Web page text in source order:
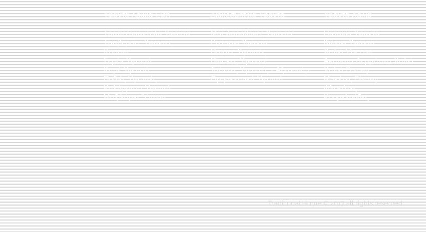
Διακοσμητικά Υφαντά
Μαξιλαροθήκες Υφαντές
Ριχτάρια Υφαντά
Πάντες Υφαντές
Πίνακες Υφαντοί
Τσάντες Υφαντές - Αξεσουάρ
Θρησκευτικά Υφαντά
Υφαντά Λευκά Είδη
Τραπεζομάντηλα Υφαντά
Τραβέρσες Υφαντές
Runner
Σεμέν Υφαντά
Καρέ Υφαντά
Ποδιές Υφαντές
Καλύμματα Υφαντά
Μαξιλάρια Ύπνου
Υφαντά Χαλιά
Πατάκια Υφαντά
Κιλίμια Υφαντά
Χαλιά Viscose
Άκαυστα Δερμάτινα Χαλιά
Χαλιά Disney
Μοκέτες Disney
Φλοκάτες
Κουρελούδες
Traditional Home © 2017 all rights reserved